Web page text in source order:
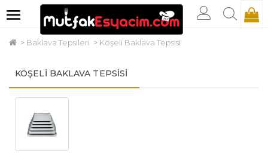
Baklava Tepsileri Köşeli Baklava Tepsisi
KÖŞELI BAKLAVA TEPSISI